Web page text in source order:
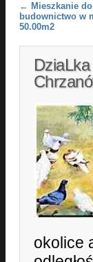
Post
← Mieszkanie
budownictwo w
50.00m2
okolice